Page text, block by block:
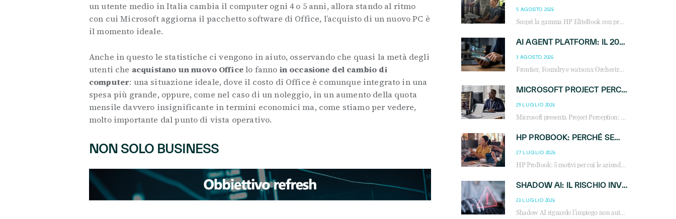
un utente medio in Italia cambia il computer ogni 4 o 5 anni, allora stando al ritmo
con cui Microsoft aggiorna il pacchetto software di Office, l’acquisto di un nuovo PC è
il momento ideale.
Anche in questo le statistiche ci vengono in aiuto, osservando che quasi la metà degli
utenti che acquistano un nuovo Officelo fanno in occasione del cambio di
computer: una situazione ideale, dove il costo di Office è comunque integrato in una
spesa più grande, oppure, come nel caso di un noleggio, in un aumento della quota
mensile davvero insignificante in termini economici ma, come stiamo per vedere,
molto importante dal punto di vista operativo.
NON SOLO BUSINESS
5 AGOSTO 2026
Scopri la gamma HP EliteBook con processori Intel® Core™ Ultra e AMD Ryzen™ AI. Notebook business progettati per aumentare la produttività, migliorare la collaborazione e garantire sicurezza avanzata in ufficio e in mobilità.
AI AGENT PLATFORM: IL 2026 È L’ANNO DEL «SISTEMA OPERATIVO» PER GLI AGENTI AZIENDALI
3 AGOSTO 2026
Frontier, Foundry e watsonx Orchestrate: la guerra delle piattaforme AI agent ridisegna il mercato IT. Cosa cambia per reseller, MSP e system integrator.
MICROSOFT PROJECT PERCEPTION: COME GLI AGENTI AI CAMBIERANNO SOC, CYBERSECURITY E SERVIZI MSP
29 LUGLIO 2026
Microsoft presenta Project Perception: scopri come gli agenti AI possono trasformare cybersecurity, SOC e servizi gestiti degli MSP.
HP PROBOOK: PERCHÉ SEMPRE PIÙ AZIENDE SCELGONO NOTEBOOK PROGETTATI PER IL LAVORO MODERNO
27 LUGLIO 2026
HP ProBook: 5 motivi per cui le aziende scelgono i notebook business HP per migliorare produttività, sicurezza e gestione dell’AI.
SHADOW AI: IL RISCHIO INVISIBILE CHE LE AZIENDE POSSONO GOVERNARE
23 LUGLIO 2026
Shadow AI riguardo l’impiego non autorizzato di sistemi AI all’interno dell’azienda. E’ una pratica che si diffonde a partire dai dipendenti fino ai dirigenti e mette a repentaglio la cybersecurity, con costi più elevati per le organizzazioni. Due recenti report illustrano il fenomeno e forniscono dati in merito